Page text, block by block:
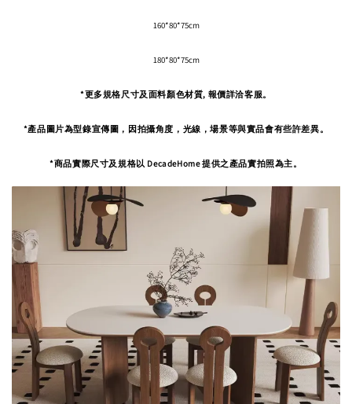
160*80*75cm
180*80*75cm
*更多規格尺寸及面料顏色材質, 報價詳洽客服。
*產品圖片為型錄宣傳圖，因拍攝角度， 光線，場景等與實品會有些許差異。
*商品實際尺寸及規格以 DecadeHome 提供之產品實拍照為主。